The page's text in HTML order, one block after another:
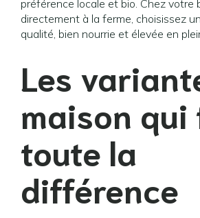
préférence locale et bio. Chez votre
directement à la ferme, choisissez
qualité, bien nourrie et élevée en
Les
maison
toute la
différence